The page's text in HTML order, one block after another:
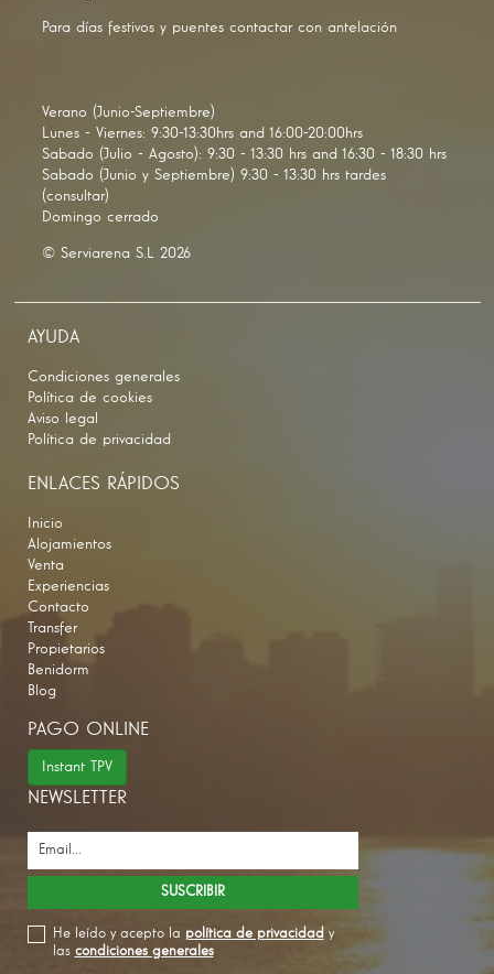
Para días festivos y puentes contactar con antelación
Verano (Junio-Septiembre)
Lunes - Viernes: 9:30-13:30hrs and 16:00-20:00hrs
Sabado (Julio - Agosto): 9:30 - 13:30 hrs and 16:30 - 18:30 hrs
Sabado (Junio y Septiembre) 9:30 - 13:30 hrs tardes
(consultar)
Domingo cerrado
© Serviarena S.L 2026
AYUDA
Condiciones generales
Política de cookies
Aviso legal
Política de privacidad
ENLACES RÁPIDOS
Inicio
Alojamientos
Venta
Experiencias
Contacto
Transfer
Propietarios
Benidorm
Blog
PAGO ONLINE
Instant TPV
NEWSLETTER
He leído y acepto la política de privacidad y
las condiciones generales